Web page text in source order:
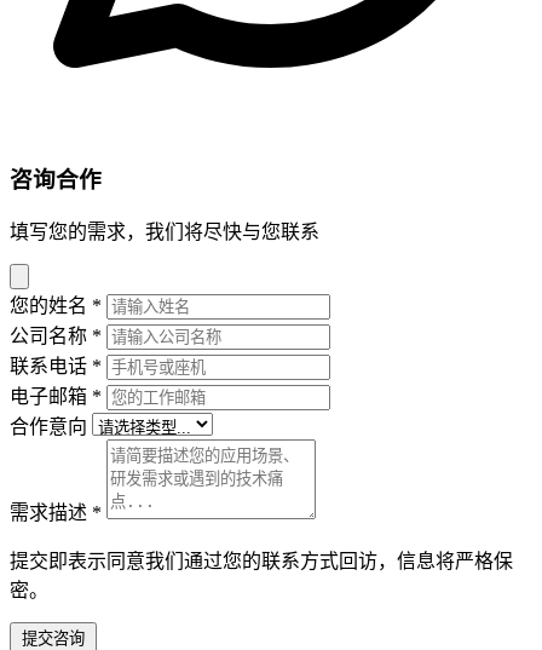
咨询合作
填写您的需求，我们将尽快与您联系
您的姓名 *
公司名称 *
联系电话 *
电子邮箱 *
合作意向
需求描述 *
提交即表示同意我们通过您的联系方式回访，信息将严格保
密。
提交咨询